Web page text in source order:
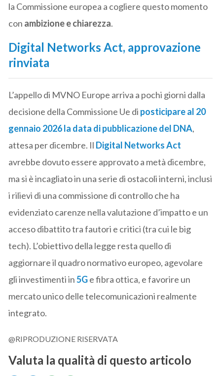
la Commissione europea a cogliere questo momento
con ambizione e chiarezza.
Digital Networks Act, approvazione
rinviata
L’appello di MVNO Europe arriva a pochi giorni dalla
decisione della Commissione Ue di posticipare al 20
gennaio 2026la data di pubblicazione del DNA,
attesa per dicembre. Il Digital Networks Act
avrebbe dovuto essere approvato a metà dicembre,
ma si è incagliato in una serie di ostacoli interni, inclusi
i rilievi di una commissione di controllo che ha
evidenziato carenze nella valutazione d’impatto e un
acceso dibattito tra fautori e critici (tra cui le big
tech). L’obiettivo della legge resta quello di
aggiornare il quadro normativo europeo, agevolare
gli investimenti in5Ge fibra ottica, e favorire un
mercato unico delle telecomunicazioni realmente
integrato.
@RIPRODUZIONE RISERVATA
Valuta la qualità di questo articolo